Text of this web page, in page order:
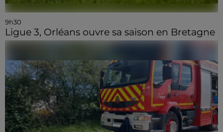
9h30
Ligue 3, Orléans ouvre sa saison en Bretagne